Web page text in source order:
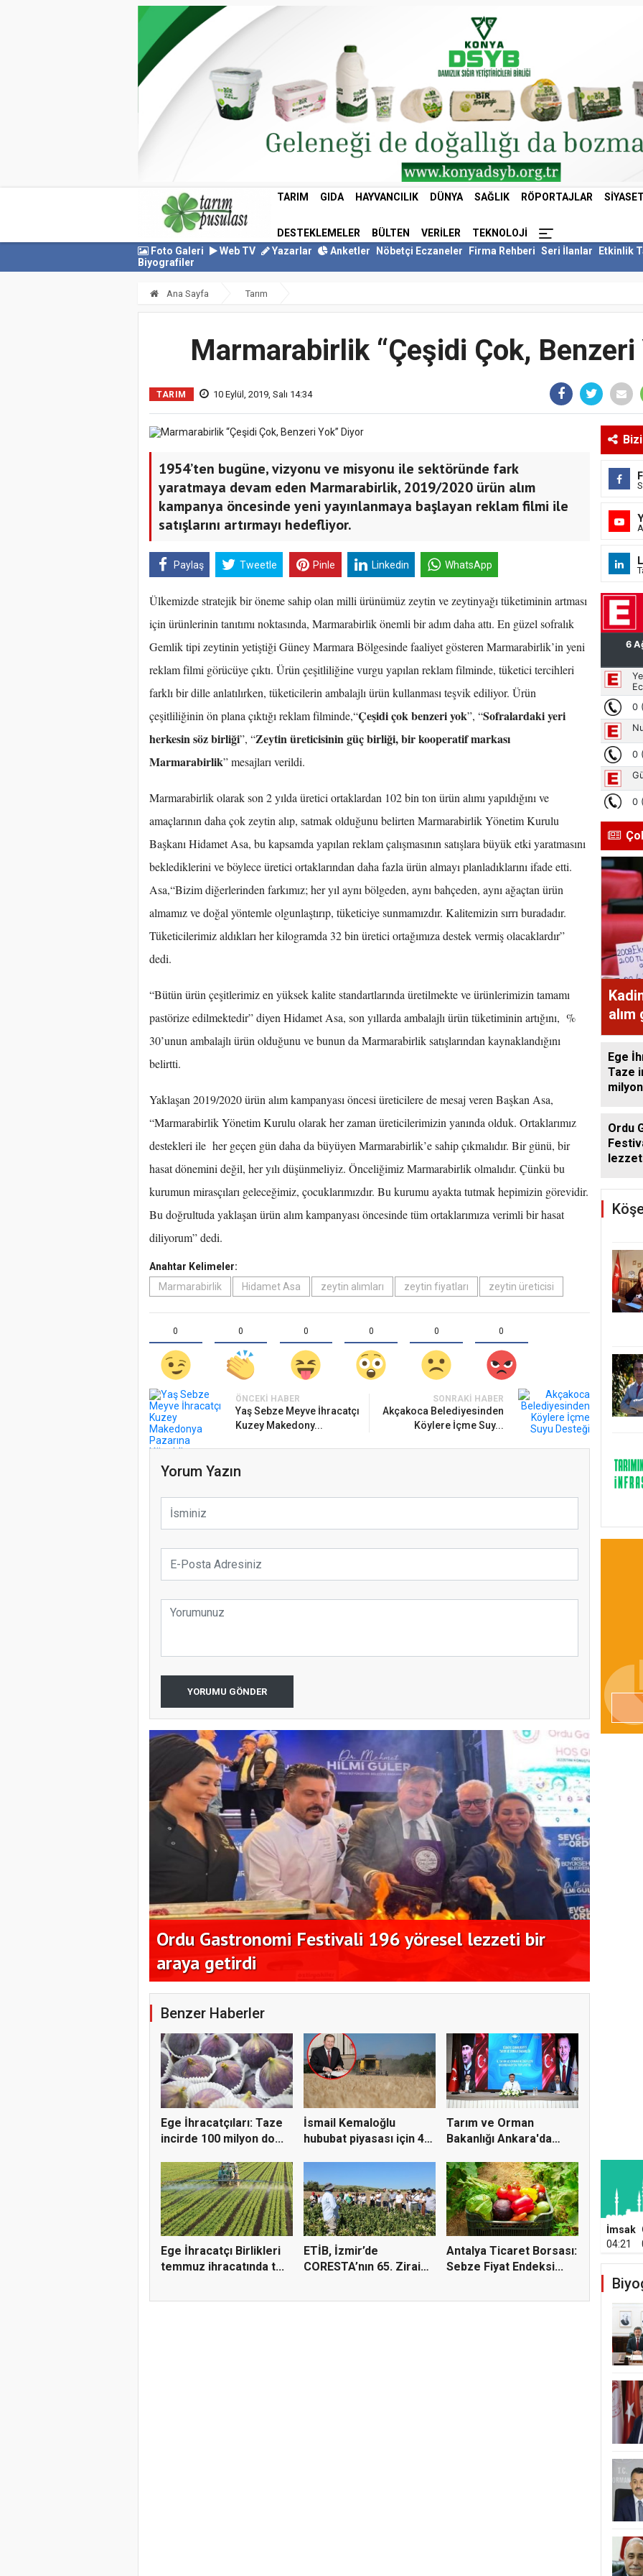
TARIM GIDA HAYVANCILIK DÜNYA SAĞLIK RÖPORTAJLAR SIYASET
DESTEKLEMELER BÜLTEN VERILER
TEKNOLOJI
Foto Galeri
Web TV Yazarlar Anketler Nöbetçi Eczaneler Firma Rehberi Seri İlanlar
Etkinlik
Biyografiler
Ana Sayfa Tarım
Marmarabirlik “Çeşidi Çok, Benzeri
TARIM 10 Eylül, 2019, Salı 14:34
1954’ten bugüne, vizyonu ve misyonu ile sektöründe fark
yaratmaya devam eden Marmarabirlik, 2019/2020 ürün alım
kampanya öncesinde yeni yayınlanmaya başlayan reklam filmi ile
satışlarını artırmayı hedefliyor.
Paylaş Tweetle Pinle Linkedin WhatsApp
Ülkemizde stratejik bir öneme sahip olan milli ürünümüz zeytin ve zeytinyağı tüketiminin artması
için ürünlerinin tanıtımı noktasında, Marmarabirlik önemli bir adım daha attı. En güzel sofralık
Gemlik tipi zeytinin yetiştiği Güney Marmara Bölgesinde faaliyet gösteren Marmarabirlik’in yeni
reklam filmi görücüye çıktı. Ürün çeşitliliğine vurgu yapılan reklam filminde, tüketici tercihleri
farklı bir dille anlatılırken, tüketicilerin ambalajlı ürün kullanması teşvik ediliyor. Ürün
çeşitliliğinin ön plana çıktığı reklam filminde,“Çeşidi çok benzeri yok”, “Sofralardaki yeri
herkesin söz birliği”, “Zeytin üreticisinin güç birliği, bir kooperatif markası
Marmarabirlik” mesajları verildi.
Marmarabirlik olarak son 2 yılda üretici ortaklardan 102 bin ton ürün alımı yapıldığını ve
amaçlarının daha çok zeytin alıp, satmak olduğunu belirten Marmarabirlik Yönetim Kurulu
Başkanı Hidamet Asa, bu kapsamda yapılan reklam çalışmasının satışlara büyük etki yaratmasını
beklediklerini ve böylece üretici ortaklarından daha fazla ürün almayı planladıklarını ifade etti.
Asa,“Bizim diğerlerinden farkımız; her yıl aynı bölgeden, aynı bahçeden, aynı ağaçtan ürün
almamız ve doğal yöntemle olgunlaştırıp, tüketiciye sunmamızdır. Kalitemizin sırrı buradadır.
Tüketicilerimiz aldıkları her kilogramda 32 bin üretici ortağımıza destek vermiş olacaklardır”
dedi.
“Bütün ürün çeşitlerimiz en yüksek kalite standartlarında üretilmekte ve ürünlerimizin tamamı
pastörize edilmektedir” diyen Hidamet Asa, son yıllarda ambalajlı ürün tüketiminin artığını, %
30’unun ambalajlı ürün olduğunu ve bunun da Marmarabirlik satışlarından kaynaklandığını
belirtti.
Yaklaşan 2019/2020 ürün alım kampanyası öncesi üreticilere de mesaj veren Başkan Asa,
“Marmarabirlik Yönetim Kurulu olarak her zaman üreticilerimizin yanında olduk. Ortaklarımız
destekleri ile her geçen gün daha da büyüyen Marmarabirlik’e sahip çıkmalıdır. Bir günü, bir
hasat dönemini değil, her yılı düşünmeliyiz. Önceliğimiz Marmarabirlik olmalıdır. Çünkü bu
kurumun mirasçıları geleceğimiz, çocuklarımızdır. Bu kurumu ayakta tutmak hepimizin görevidir.
Bu doğrultuda yaklaşan ürün alım kampanyası öncesinde tüm ortaklarımıza verimli bir hasat
diliyorum” dedi.
Anahtar Kelimeler:
Marmarabirlik
Hidamet Asa zeytin alımları zeytin fiyatları zeytin üreticisi
0 0 0 0 0 0
ÖNCEKI HABER
Yaş Sebze Meyve İhracatçı
Kuzey Makedony...
SONRAKI HABER
Akçakoca Belediyesinden
Köylere İçme Suy...
Yorum Yazın
YORUMU GÖNDER
Ordu Gastronomi Festivali 196 yöresel lezzeti bir
araya getirdi
Benzer Haberler
Ege İhracatçıları: Taze
incirde 100 milyon do...
İsmail Kemaloğlu
hububat piyasası için 4
Tarım ve Orman
Bakanlığı Ankara'da
Ege İhracatçı Birlikleri
temmuz ihracatında t...
ETİB, İzmir’de
CORESTA’nın 65. Zirai
Antalya Ticaret Borsası:
Sebze Fiyat Endeksi...
alım
Ege
Taze
Ordu
İmsak
04:21